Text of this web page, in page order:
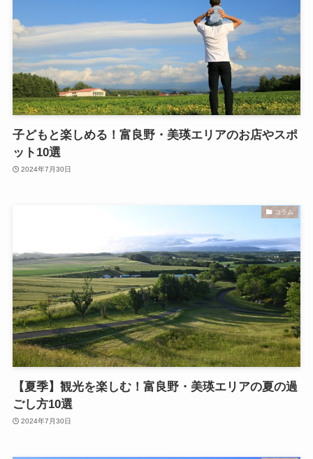
子どもと楽しめる！富良野・美瑛エリアのお店やスポ
ット10選
2024年7月30日
コラム
【夏季】観光を楽しむ！富良野・美瑛エリアの夏の過
ごし方10選
2024年7月30日